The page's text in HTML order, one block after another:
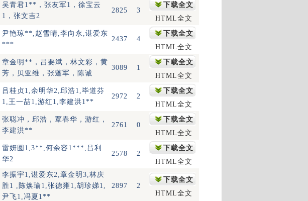
吴青君1**，张友军1，徐宝云
1，张文吉2
2825 3
下载全文
HTML全文
尹艳琼**,赵雪晴,李向永,谌爱东
***
2437 4
下载全文
HTML全文
章金明**，吕要斌，林文彩，黄
芳，贝亚维，张蓬军，陈诚
3089 1
下载全文
HTML全文
吕桂贞1,余明华2,邱浩1,毕道芬
1,王一喆1,游红1,李建洪1**
2972 2
下载全文
HTML全文
张聪冲，邱浩，覃春华，游红，
李建洪**
2761 0
下载全文
HTML全文
雷妍圆1,3**,何余容1***,吕利
华2
2578 2
下载全文
HTML全文
李振宇1,谌爱东2,章金明3,林庆
胜1 ,陈焕瑜1,张德雍1,胡珍娣1,
尹飞1,冯夏1**
2897 2
下载全文
HTML全文